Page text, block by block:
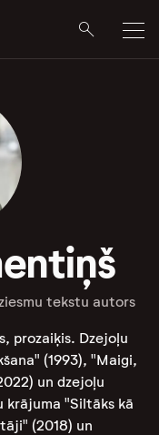
tekstu autors
prozaiķis. Dzejoļu
(1993), "Maigi,
un dzejoļu
krājuma "Siltāks kā
(2018) un